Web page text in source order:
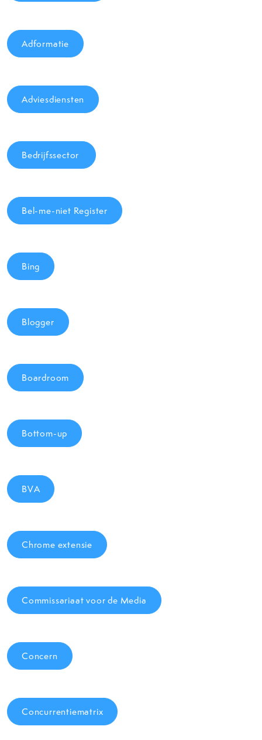
Adformatie
Adviesdiensten
Bedrijfssector
Bel-me-niet Register
Bing
Blogger
Boardroom
Bottom-up
BVA
Chrome extensie
Commissariaat voor de Media
Concern
Concurrentiematrix